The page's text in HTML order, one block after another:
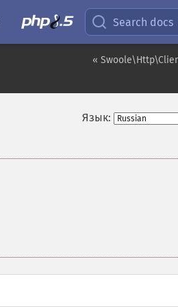
Search docs
«
Язык: